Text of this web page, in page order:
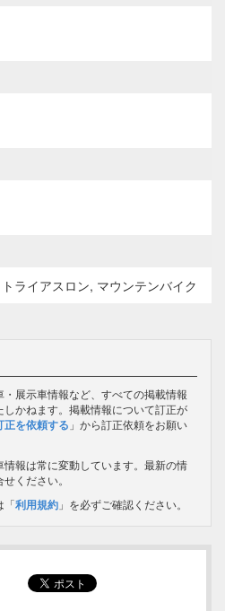
ライアスロン, マウンテンバイク
展示車情報など、すべての掲載情報
かねます。掲載情報について訂正が
正を依頼する 」から訂正依頼をお願い
報は常に変動しています。最新の情
ください。
「利用規約 」を必ずご確認ください。